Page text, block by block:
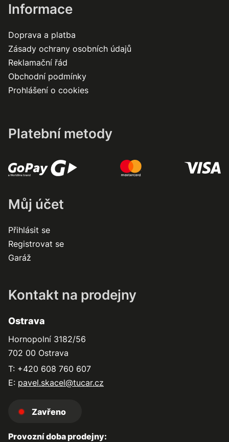
Informace
Doprava a platba
Zásady ochrany osobních údajů
Reklamační řád
Obchodní podmínky
Prohlášení o cookies
Platební metody
Můj účet
Přihlásit se
Registrovat se
Garáž
Kontakt na prodejny
Ostrava
Hornopolní 3182/56
702 00 Ostrava
T: +420 608 760 607
E: pavel.skacel@tucar.cz
Zavřeno
Provozní doba prodejny: